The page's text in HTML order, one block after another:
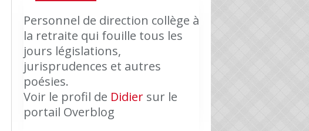
Personnel de direction collège à
la retraite qui fouille tous les
jours législations,
jurisprudences et autres
poésies.
Voir le profil de Didier sur le
portail Overblog